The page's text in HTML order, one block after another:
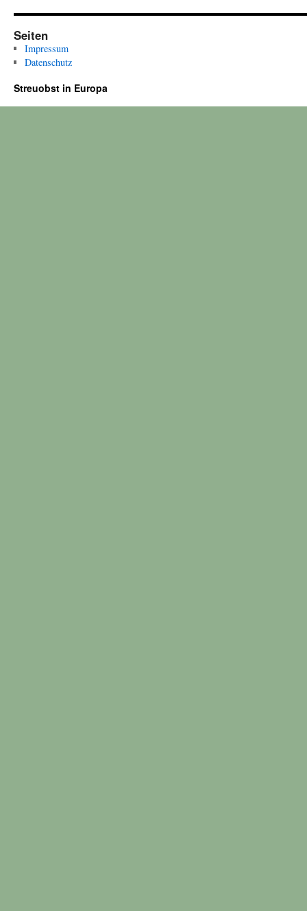
Seiten
Impressum
Datenschutz
Streuobst in Europa